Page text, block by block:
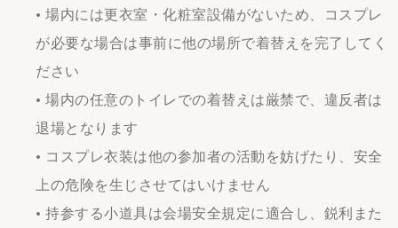
• 場内には更衣室・化粧室設備がないため、コスプレ
が必要な場合は事前に他の場所で着替えを完了してく
ださい
• 場内の任意のトイレでの着替えは厳禁で、違反者は
退場となります
• コスプレ衣装は他の参加者の活動を妨げたり、安全
上の危険を生じさせてはいけません
• 持参する小道具は会場安全規定に適合し、鋭利また